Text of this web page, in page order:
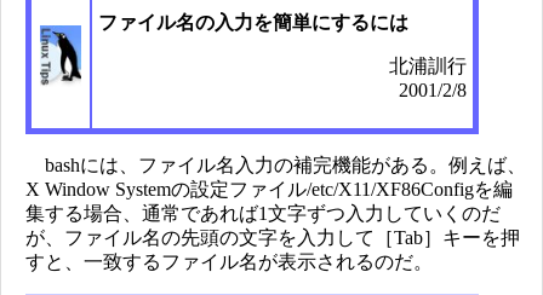
ファイル名の入力を簡単にするには
北浦訓行
2001/2/8
bashには、ファイル名入力の補完機能がある。例えば、
X Window Systemの設定ファイル/etc/X11/XF86Configを編
集する場合、通常であれば1文字ずつ入力していくのだ
が、ファイル名の先頭の文字を入力して［Tab］キーを押
すと、一致するファイル名が表示されるのだ。